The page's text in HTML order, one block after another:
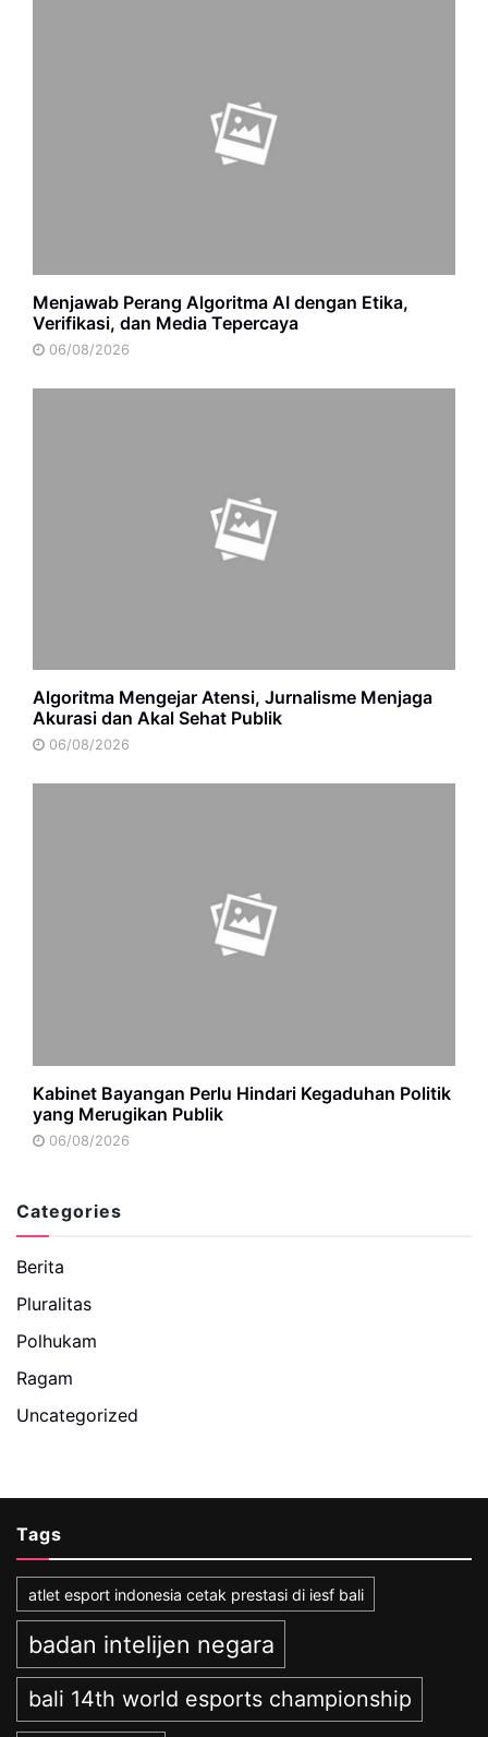
Menjawab Perang Algoritma AI dengan Etika,
Verifikasi, dan Media Tepercaya
06/08/2026
Algoritma Mengejar Atensi, Jurnalisme Menjaga
Akurasi dan Akal Sehat Publik
06/08/2026
Kabinet Bayangan Perlu Hindari Kegaduhan Politik
yang Merugikan Publik
06/08/2026
Categories
Berita
Pluralitas
Polhukam
Ragam
Uncategorized
Tags
atlet esport indonesia cetak prestasi di iesf bali
badan intelijen negara
bali 14th world esports championship